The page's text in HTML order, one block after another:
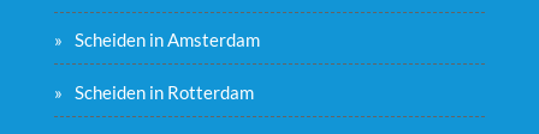
Scheiden in Amsterdam
Scheiden in Rotterdam